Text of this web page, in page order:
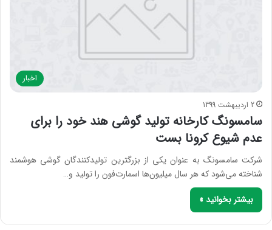
اخبار
2 اردیبهشت 1399
سامسونگ کارخانه تولید گوشی هند خود را برای
عدم شیوع کرونا بست
شرکت سامسونگ به عنوان یکی از بزرگ‎ترین تولیدکنندگان گوشی هوشمند
شناخته می‌شود که هر سال میلیون‌ها اسمارت‌فون را تولید و…
بیشتر بخوانید »